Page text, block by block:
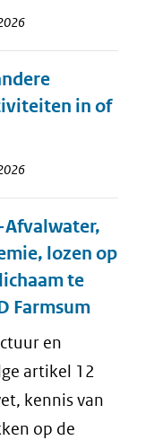
in of
lozen op
te
Farmsum
en
artikel 12
kennis van
op de